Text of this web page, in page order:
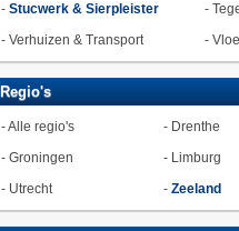
- Stucwerk & Sierpleister -
- Verhuizen & Transport -
Regio's
-Alle regio's - Drenthe
- Groningen - Limburg
- Utrecht - Zeeland